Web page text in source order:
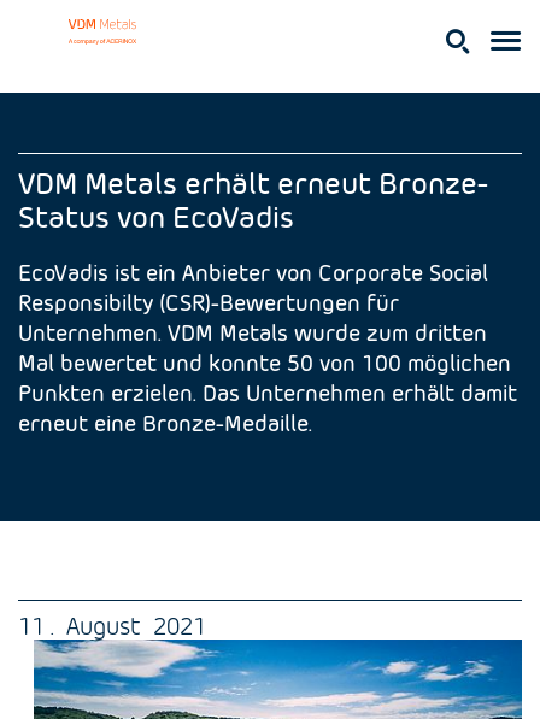
VDM Metals erhält erneut Bronze-
Status von EcoVadis
EcoVadis ist ein Anbieter von Corporate Social
Responsibilty (CSR)-Bewertungen für
Unternehmen. VDM Metals wurde zum dritten
Mal bewertet und konnte 50 von 100 möglichen
Punkten erzielen. Das Unternehmen erhält damit
erneut eine Bronze-Medaille.
11 . August 2021